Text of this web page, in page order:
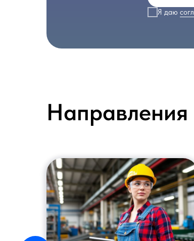
Я даю
Направления